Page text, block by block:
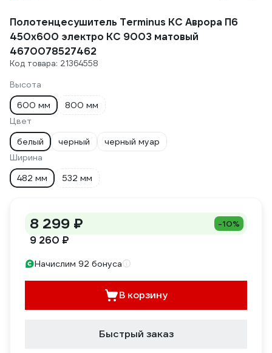
Полотенцесушитель Terminus КС Аврора П6
450x600 электро КС 9003 матовый
4670078527462
Код товара: 21364558
Высота
600 мм
800 мм
Цвет
белый
черный
черный муар
Ширина
482 мм
532 мм
8 299 ₽ -10%
9 260 ₽
Начислим 92 бонуса
В корзину
Быстрый заказ